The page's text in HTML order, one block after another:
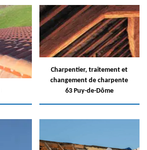
Charpentier, traitement et
changement de charpente
63 Puy-de-Dôme